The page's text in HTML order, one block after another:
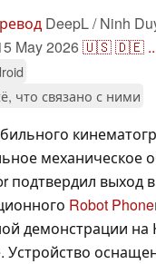
DeepL / Ninh
May 2026🇺🇸🇩🇪
что связано с ними
механическое
подтвердил выход
Robot Phone
демонстрации на
Устройство